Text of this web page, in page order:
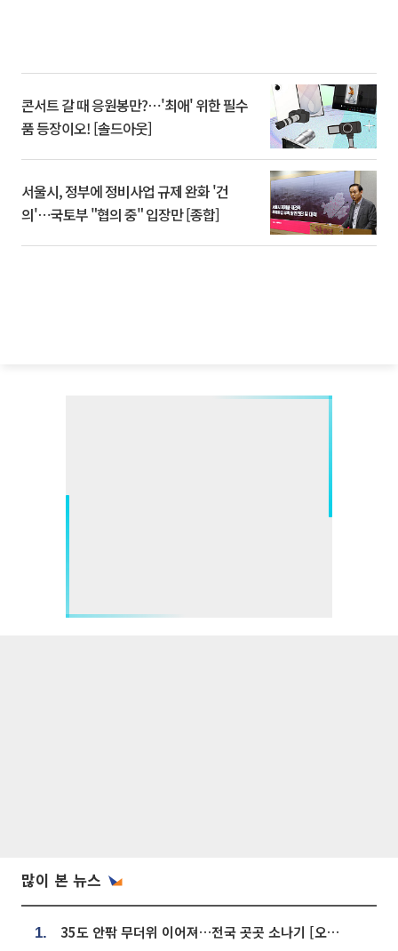
콘서트 갈 때 응원봉만?⋯'최애' 위한 필수
품 등장이오! [솔드아웃]
서울시, 정부에 정비사업 규제 완화 '건
의'⋯국토부 "협의 중" 입장만 [종합]
많이 본 뉴스
1. 35도 안팎 무더위 이어져…전국 곳곳 소나기 [오늘 날씨]